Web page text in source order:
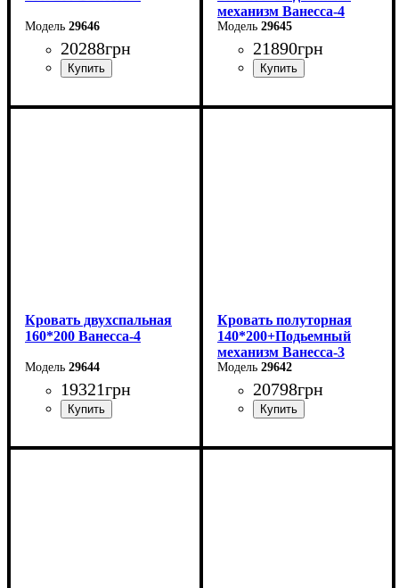
29646
20288грн
Ширина: 226 см
механизм Ванесса-4
29645
21890грн
Ширина: 186 см
Кровать двухспальная
160*200 Ванесса-4
29644
19321грн
Ширина: 186 см
Кровать полуторная
140*200+Подьемный
механизм Ванесса-3
29642
20798грн
Ширина: 166 см